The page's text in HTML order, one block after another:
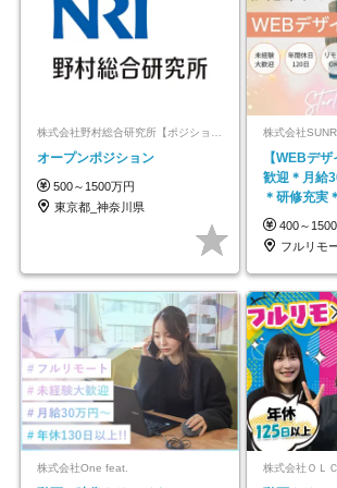
オープンポジション
500～1500万円
東京都_神奈川県
株式会社
【WEBデ
歓迎＊月給
＊研修充実
レックス＊
400～
フルリモ
株式会社One feat. 株式会社ＯＬＣ